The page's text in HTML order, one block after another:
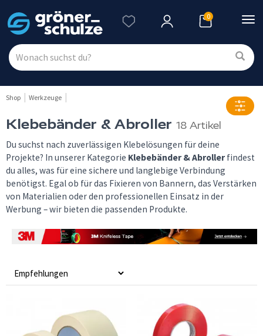
0
Shop Werkzeuge
Klebebänder & Abroller 18 Artikel
Du suchst nach zuverlässigen Klebelösungen für deine
Projekte? In unserer Kategorie Klebebänder & Abrollerfindest
du alles, was für eine sichere und langlebige Verbindung
benötigst. Egal ob für das Fixieren von Bannern, das Verstärken
von Materialien oder den professionellen Einsatz in der
Werbung – wir bieten die passenden Produkte.